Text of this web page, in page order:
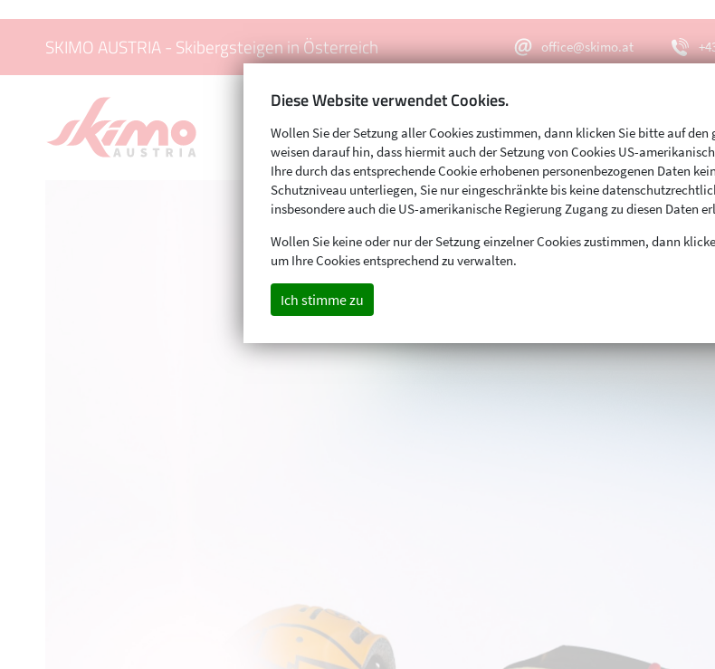
SKIMO AUSTRIA - Skibergsteigen in Österreich office@skimo.at
Diese Website verwendet Cookies.
Wollen Sie der Setzung aller Cookies zustimmen, dann klicken Sie bitte auf
weisen darauf hin, dass hiermit auch der Setzung von Cookies US-
Ihre durch das entsprechende Cookie erhobenen personenbezogenen Daten
Schutzniveau unterliegen, Sie nur eingeschränkte bis keine
insbesondere auch die US-amerikanische Regierung Zugang zu diesen Daten
Wollen Sie keine oder nur der Setzung einzelner Cookies zustimmen, dann
um Ihre Cookies entsprechend zu verwalten.
Ich stimme zu